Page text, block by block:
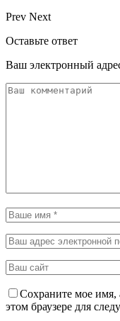
Prev Next
Оставьте ответ
Ваш электронный
Сохраните мое имя,
этом браузере для